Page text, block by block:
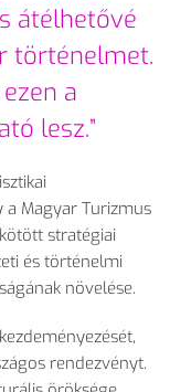
átélhetővé
történelmet.
a
lesz.”
Magyar Turizmus
stratégiai
és történelmi
növelése.
rendezvényt.